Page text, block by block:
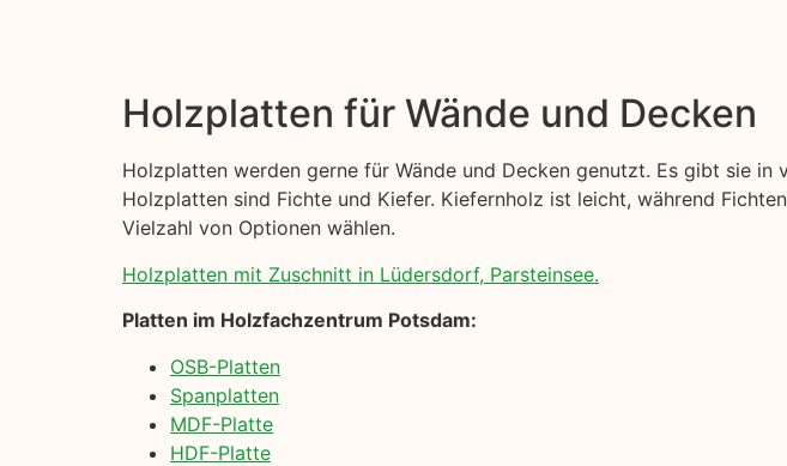
Holzplatten für Wände und Decken
Holzplatten werden gerne für Wände und Decken genutzt. Es gibt sie
Holzplatten sind Fichte und Kiefer. Kiefernholz ist leicht, während
Vielzahl von Optionen wählen.
Holzplatten mit Zuschnitt in Lüdersdorf, Parsteinsee.
Platten im Holzfachzentrum Potsdam:
OSB-Platten
Spanplatten
MDF-Platte
HDF-Platte